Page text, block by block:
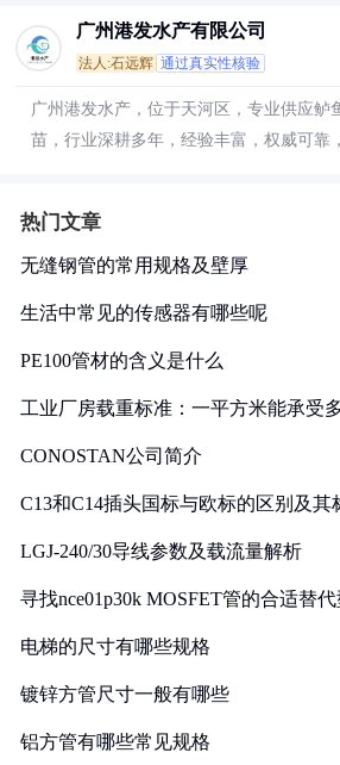
广州港发水产有限公司
法人:石远辉 通过真实性核验
广州港发水产，位于天河区，专业供应鲈
苗，行业深耕多年，经验丰富，权威可靠
热门文章
无缝钢管的常用规格及壁厚
生活中常见的传感器有哪些呢
PE100管材的含义是什么
工业厂房载重标准：一平方米能承受
CONOSTAN公司简介
C13和C14插头国标与欧标的区别及其
LGJ-240/30导线参数及载流量解析
寻找nce01p30k MOSFET管的合适替
电梯的尺寸有哪些规格
镀锌方管尺寸一般有哪些
铝方管有哪些常见规格